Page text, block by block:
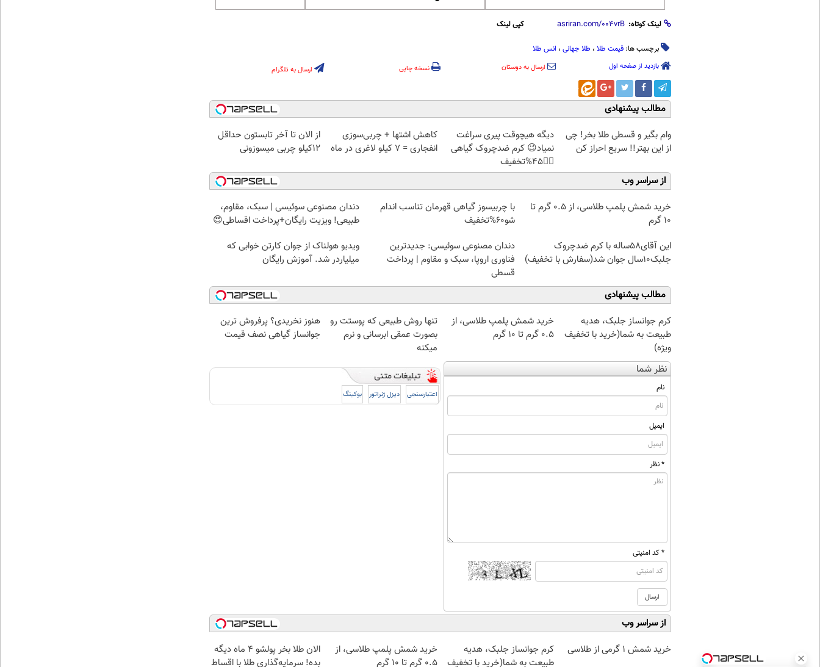
لینک کوتاه: کپی لینک
برچسب ها: قیمت طلا ، طلا جهانی ، انس طلا
بازدید از صفحه اول ارسال به دوستان نسخه چاپی ارسال به تلگرام
مطالب پیشنهادی
وام بگیر و قسطی طلا بخر! چی
از این بهتر!! سریع احراز کن
دیگه هیچوقت پیری سراغت
نمیاد😉 کرم ضدچروک گیاهی
👈🏻45%تخفیف
کاهش اشتها + چربی‌سوزی
انفجاری = ۷ کیلو لاغری در ماه
از الان تا آخر تابستون حداقل
12کیلو چربی میسوزونی
از سراسر وب
خرید شمش پلمپ طلاسی، از ۰.۵ گرم تا
۱۰ گرم
با چربیسوز گیاهی قهرمان تناسب اندام
شو60%تخفیف
دندان مصنوعی سوئیسی | سبک، مقاوم،
طبیعی! ویزیت رایگان+پرداخت اقساطی😍
این آقای58ساله با کرم ضدچروک
جلبک10سال جوان شد(سفارش با تخفیف)
دندان مصنوعی سوئیسی: جدیدترین
فناوری اروپا، سبک و مقاوم | پرداخت
قسطی
ویدیو هولناک از جوان کارتن خوابی که
میلیاردر شد. آموزش رایگان
مطالب پیشنهادی
کرم جوانساز جلبک، هدیه
طبیعت به شما(خرید با تخفیف
ویژه)
خرید شمش پلمپ طلاسی، از
۰.۵ گرم تا ۱۰ گرم
تنها روش طبیعی که پوستت رو
بصورت عمقی ابرسانی و نرم
میکنه
هنوز نخریدی؟ پرفروش ترین
جوانساز گیاهی نصف قیمت
نظر شما
نام
ایمیل
* نظر
* کد امنیتی
اعتبارسنجی دیزل ژنراتور بوکینگ
از سراسر وب
خرید شمش 1 گرمی از طلاسی
کرم جوانساز جلبک، هدیه
طبیعت به شما(خرید با تخفیف
خرید شمش پلمپ طلاسی، از
۰.۵ گرم تا ۱۰ گرم
الان طلا بخر پولشو 4 ماه دیگه
بده! سرمایه‌گذاری طلا با اقساط